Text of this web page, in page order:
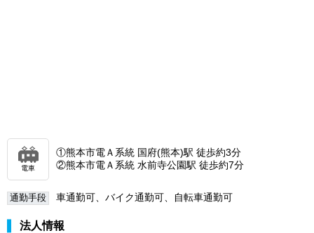
電車
①熊本市電Ａ系統 国府(熊本)駅 徒歩約3分
②熊本市電Ａ系統 水前寺公園駅 徒歩約7分
通勤手段 車通勤可、バイク通勤可、自転車通勤可
法人情報